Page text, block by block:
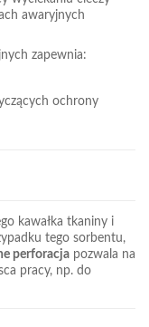
awaryjnych
zapewnia:
ochrony
kawałka tkaniny i
tego sorbentu,
perforacja pozwala na
pracy, np. do